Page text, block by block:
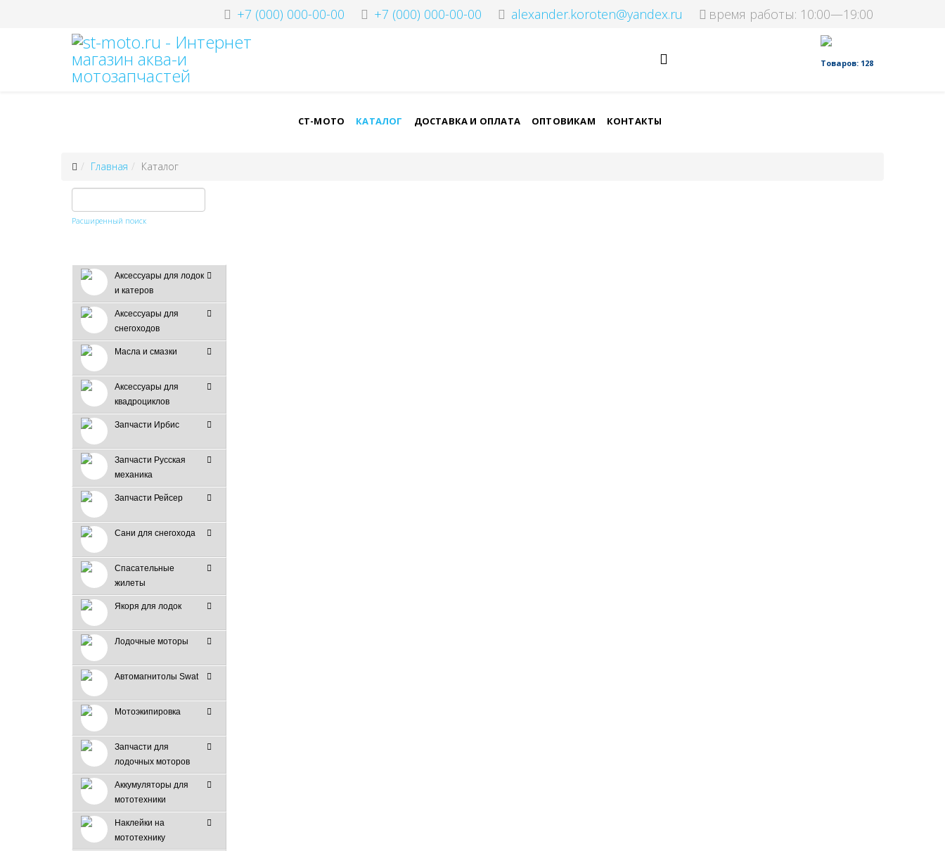
+7 (000) 000-00-00 +7 (000) 000-00-00 alexander.koroten@yandex.ru время работы: 10:00—19:00
СТ-МОТО КАТАЛОГ ДОСТАВКА И ОПЛАТА ОПТОВИКАМ КОНТАКТЫ
Товаров: 128
Главная Каталог
Расширенный поиск
Аксессуары для лодок
и катеров
Аксессуары для
снегоходов
Масла и смазки
Аксессуары для
квадроциклов
Запчасти Ирбис
Запчасти Русская
механика
Запчасти Рейсер
Сани для снегохода
Спасательные
жилеты
Якоря для лодок
Лодочные моторы
Автомагнитолы Swat
Мотоэкипировка
Запчасти для
лодочных моторов
Аккумуляторы для
мототехники
Наклейки на
мототехнику